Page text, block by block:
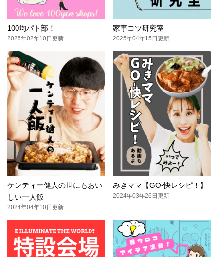
100均パト部！
2026年02年10日更新
家事コツ研究室
2025年04年15日更新
ケンティー健人の世にもおい
しい一人飯
2024年04年10日更新
みきママ【GO-快レシピ！】
2024年03年26日更新